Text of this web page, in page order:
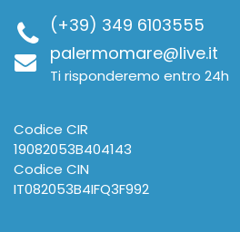
(+39) 349 6103555
palermomare@live.it
Ti risponderemo entro 24h
Codice CIR
19082053B404143
Codice CIN
IT082053B4IFQ3F992